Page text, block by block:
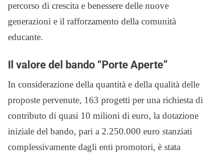
percorso di crescita e benessere delle nuove
generazioni e il rafforzamento della comunità
educante.
Il valore del bando “Porte Aperte”
In considerazione della quantità e della qualità delle
proposte pervenute, 163 progetti per una richiesta di
contributo di quasi 10 milioni di euro, la dotazione
iniziale del bando, pari a 2.250.000 euro stanziati
complessivamente dagli enti promotori, è stata